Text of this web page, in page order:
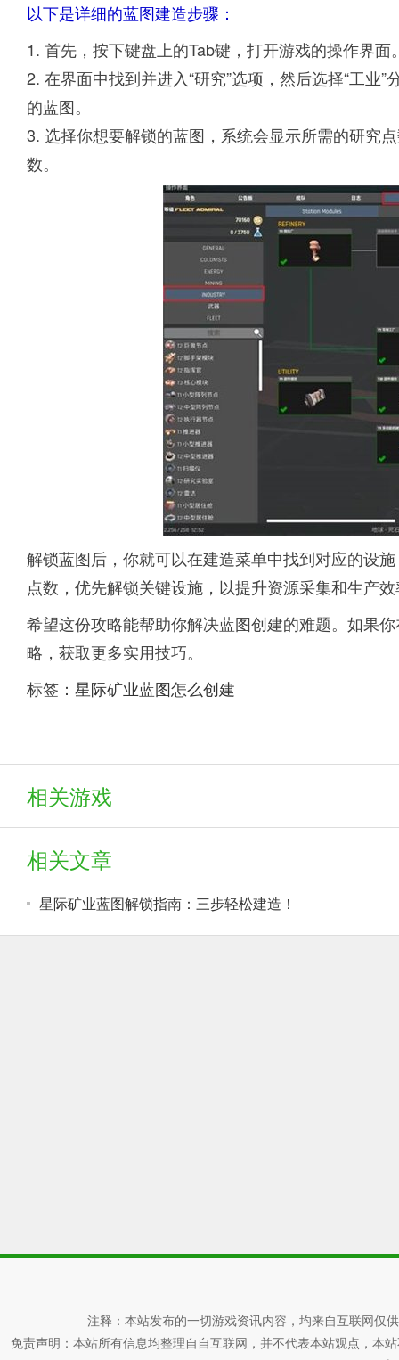
以下是详细的蓝图建造步骤：
1. 首先，按下键盘上的Tab键，打开游戏的操作界面
2. 在界面中找到并进入“研究”选项，然后选择“工业
的蓝图。
3. 选择你想要解锁的蓝图，系统会显示所需的研究
数。
解锁蓝图后，你就可以在建造菜单中找到对应的设
点数，优先解锁关键设施，以提升资源采集和生产
希望这份攻略能帮助你解决蓝图创建的难题。如果
略，获取更多实用技巧。
标签： 星际矿业蓝图怎么创建
相关游戏
相关文章
星际矿业蓝图解锁指南：三步轻松建造！
注释：本站发布的一切游戏资讯内容，均来自互联网仅
免责声明：本站所有信息均整理自自互联网，并不代表本站观点，本